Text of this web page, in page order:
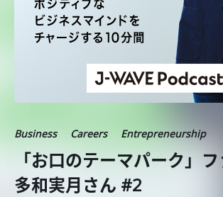
Business Careers Entrepreneurship
「お口のテーマパーク」
多和実月さん #2